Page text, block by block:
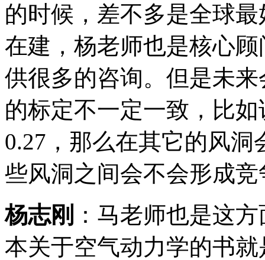
的时候，差不多是全球
在建，杨老师也是核心
供很多的咨询。但是未
的标定不一定一致，比
0.27，那么在其它的风
些风洞之间会不会形成
杨志刚 ：马老师也是这
本关于空气动力学的书